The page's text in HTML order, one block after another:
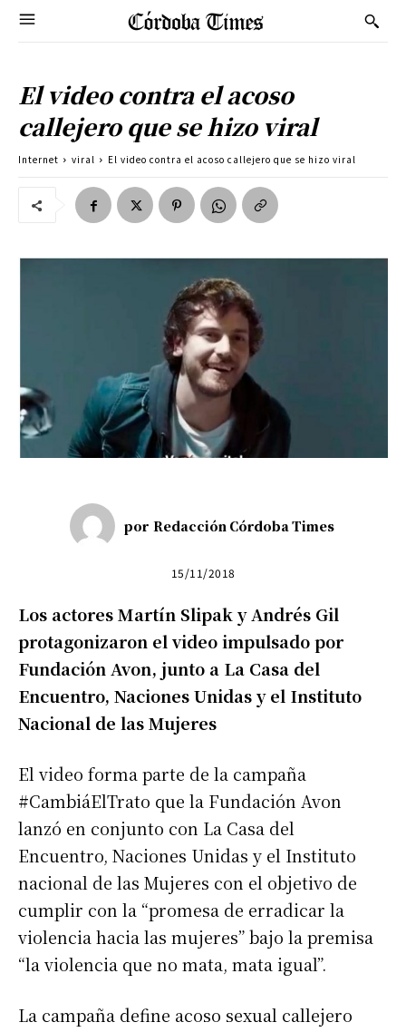
El video contra el acoso
callejero que se hizo viral
Internet viral El video contra el acoso callejero que se hizo viral
por Redacción Córdoba Times
15/11/2018
Los actores Martín Slipak y Andrés Gil
protagonizaron el video impulsado por
Fundación Avon, junto a La Casa del
Encuentro, Naciones Unidas y el Instituto
Nacional de las Mujeres
El video forma parte de la campaña
#CambiáElTrato que la Fundación Avon
lanzó en conjunto con La Casa del
Encuentro, Naciones Unidas y el Instituto
nacional de las Mujeres con el objetivo de
cumplir con la “promesa de erradicar la
violencia hacia las mujeres” bajo la premisa
“la violencia que no mata, mata igual”.
La campaña define acoso sexual callejero